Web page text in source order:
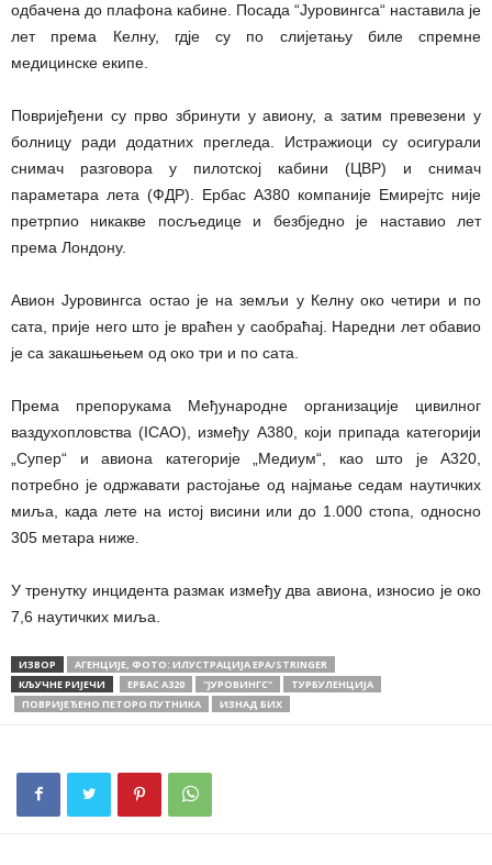
одбачена до плафона кабине. Посада “Јуровингса“ наставила је
лет према Келну, гдје су по слијетању биле спремне
медицинске екипе.
Повријеђени су прво збринути у авиону, а затим превезени у
болницу ради додатних прегледа. Истражиоци су осигурали
снимач разговора у пилотској кабини (ЦВР) и снимач
параметара лета (ФДР). Ербас А380 компаније Емирејтс није
претрпио никакве посљедице и безбједно је наставио лет
према Лондону.
Авион Јуровингса остао је на земљи у Келну око четири и по
сата, прије него што је враћен у саобраћај. Наредни лет обавио
је са закашњењем од око три и по сата.
Према препорукама Међународне организације цивилног
ваздухопловства (ICAO), између А380, који припада категорији
„Супер“ и авиона категорије „Медиум“, као што је А320,
потребно је одржавати растojaњe од најмање седам наутичких
миља, када лете на истој висини или до 1.000 стопа, односно
305 метара ниже.
У тренутку инцидента размак између два авиона, износио је око
7,6 наутичких миља.
ИЗВОР
АГЕНЦИЈЕ, ФОТО: ИЛУСТРАЦИЈА EPA/STRINGER
КЉУЧНЕ РИЈЕЧИ
ЕРБАС А320 ''ЈУРОВИНГС''
ТУРБУЛЕНЦИЈА
ПОВРИЈЕЂЕНО ПЕТОРО ПУТНИКА
ИЗНАД БИХ